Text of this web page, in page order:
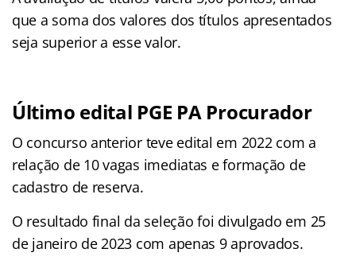
que a soma dos valores dos títulos apresentados
seja superior a esse valor.
Último edital PGE PA Procurador
O concurso anterior teve edital em 2022 com a
relação de 10 vagas imediatas e formação de
cadastro de reserva.
O resultado final da seleção foi divulgado em 25
de janeiro de 2023 com apenas 9 aprovados.